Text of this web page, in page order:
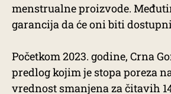
menstrualne proizvode.
garancija da će oni biti
Početkom 2023. godine, Crna
predlog kojim je stopa poreza
vrednost smanjena za čitavih